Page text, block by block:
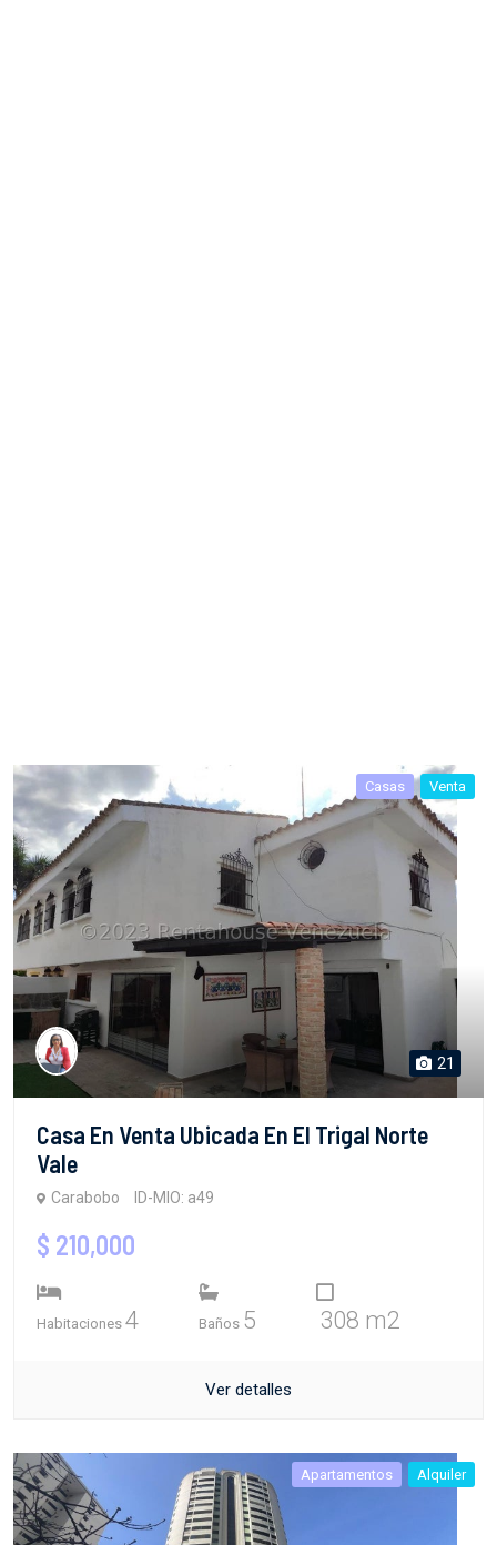
Casas Venta
21
Casa En Venta Ubicada En El Trigal Norte
Vale
Carabobo ID-MIO: a49
$ 210,000
Habitaciones 4 Baños 5 308 m2
Ver detalles
Apartamentos Alquiler